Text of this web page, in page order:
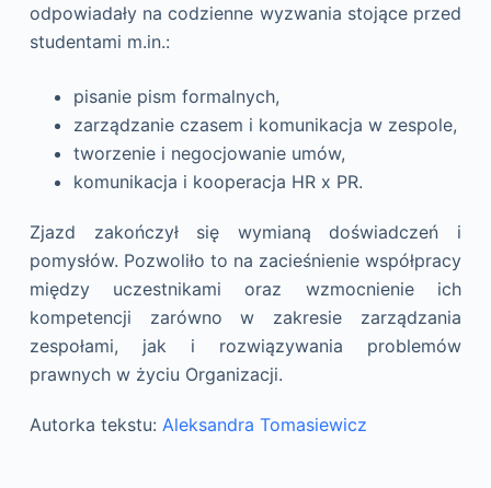
odpowiadały na codzienne wyzwania stojące przed
studentami m.in.:
pisanie pism formalnych,
zarządzanie czasem i komunikacja w zespole,
tworzenie i negocjowanie umów,
komunikacja i kooperacja HR x PR.
Zjazd zakończył się wymianą doświadczeń i
pomysłów. Pozwoliło to na zacieśnienie współpracy
między uczestnikami oraz wzmocnienie ich
kompetencji zarówno w zakresie zarządzania
zespołami, jak i rozwiązywania problemów
prawnych w życiu Organizacji.
Autorka tekstu: Aleksandra Tomasiewicz